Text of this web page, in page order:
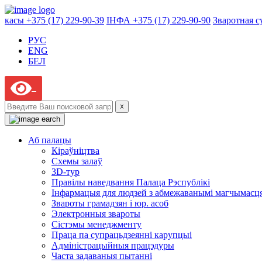
касы +375 (17) 229-90-39 ІНФА +375 (17) 229-90-90 Зваротная
РУС
ENG
БЕЛ
☓
Аб палацы
Кіраўніцтва
Схемы залаў
3D-тур
Правілы наведвання Палаца Рэспублікі
Інфармацыя для людзей з абмежаванымі
Звароты грамадзян і юр. асоб
Электронныя звароты
Сістэмы менеджменту
Праца па супрацьдзеянні карупцыі
Адміністрацыйныя працэдуры
Часта задаваныя пытанні